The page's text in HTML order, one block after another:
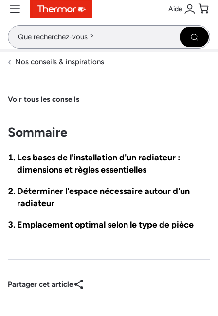
ContenuMenuRecherche Aide
Se
Nos conseils & inspirations
Voir tous les conseils
Sommaire
Les bases de l'installation d'un radiateur :
dimensions et règles essentielles
Déterminer l'espace nécessaire autour d'un
radiateur
Emplacement optimal selon le type de pièce
Partager cet article